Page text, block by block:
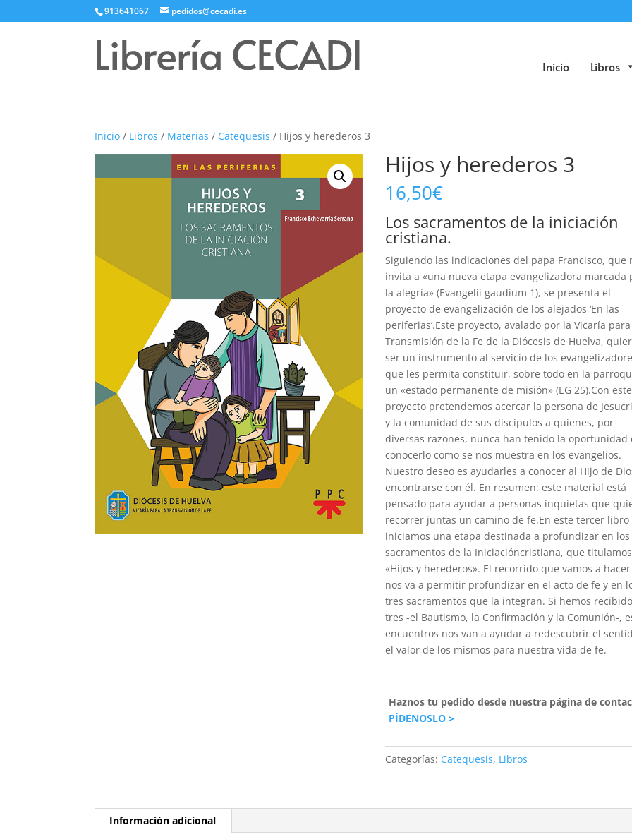
913641067 pedidos@cecadi.es
Inicio Libros
Búsqueda
Inicio / Libros / Materias / Catequesis / Hijos y herederos 3
Hijos y herederos 3
16,50€
Los sacramentos de la iniciación
cristiana.
Siguiendo las indicaciones del papa Francisco, que
invita a «una nueva etapa evangelizadora marcada
la alegría» (Evangelii gaudium 1), se presenta el
proyecto de evangelización de los alejados ‘En las
periferias’.Este proyecto, avalado por la Vicaría
Transmisión de la Fe de la Diócesis de Huelva,
ser un instrumento al servicio de los
que les permita constituir, sobre todo en la
un «estado permanente de misión» (EG 25).Con este
proyecto pretendemos acercar la persona de
y la comunidad de sus discípulos a quienes, por
diversas razones, nunca han tenido la oportunidad
conocerlo como se nos muestra en los evangelios.
Nuestro deseo es ayudarles a conocer al Hijo de
encontrarse con él. En resumen: este material está
pensado para ayudar a personas inquietas que
recorrer juntas un camino de fe.En este tercer libro
iniciamos una etapa destinada a profundizar en los
sacramentos de la Iniciacióncristiana, que titulamos
«Hijos y herederos». El recorrido que vamos a hacer
nos va a permitir profundizar en el acto de fe y en
tres sacramentos que la integran. Si hemos
tres -el Bautismo, la Confirmación y la Comunión-,
encuentros nos van a ayudar a redescubrir el
el valor de los mismos para nuestra vida de fe.
Haznos tu pedido desde nuestra página de
PÍDENOSLO >
Categorías: Catequesis, Libros
Información adicional